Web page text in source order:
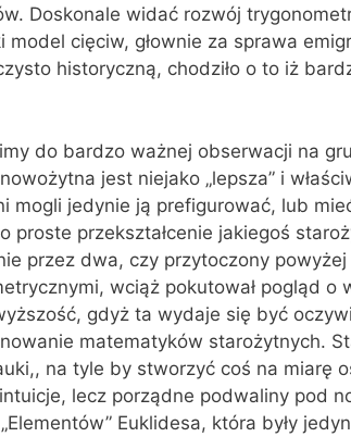
Doskonale widać rozwój
model cięciw, głownie za sprawa
historyczną, chodziło o to iż
do bardzo ważnej obserwacji na
jest niejako „lepsza” i
mogli jedynie ją prefigurować, lub
o proste przekształcenie jakiegoś
przez dwa, czy przytoczony
wciąż pokutował pogląd o
gdyż ta wydaje się być
matematyków starożytnych.
na tyle by stworzyć coś na miarę
lecz porządne podwaliny pod
„Elementów” Euklidesa, która były